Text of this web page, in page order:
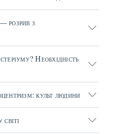
з
Необхідність
культ людини